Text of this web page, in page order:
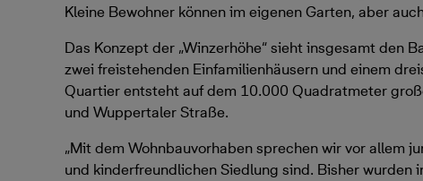
Kleine Bewohner können im eigenen Garten, aber
Das Konzept der „Winzerhöhe“ sieht insgesamt den
zwei freistehenden Einfamilienhäusern und einem
Quartier entsteht auf dem 10.000 Quadratmeter
und Wuppertaler Straße.
„Mit dem Wohnbauvorhaben sprechen wir vor allem
und kinderfreundlichen Siedlung sind. Bisher